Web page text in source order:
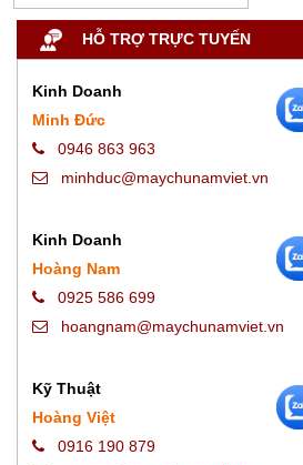
HỖ TRỢ TRỰC TUYẾN
Kinh Doanh
Minh Đức
0946 863 963
minhduc@maychunamviet.vn
Kinh Doanh
Hoàng Nam
0925 586 699
hoangnam@maychunamviet.vn
Kỹ Thuật
Hoàng Việt
0916 190 879